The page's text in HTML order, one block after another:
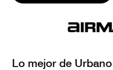
Lo mejor de Urbano